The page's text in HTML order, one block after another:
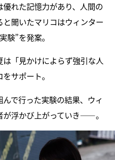
れた記憶力があり、人間の
聞いたマリコはウィンター
験”を発案。
「見かけによらず強引な人
サポート。
で行った実験の結果、ウィ
が浮かび上がっていき――。